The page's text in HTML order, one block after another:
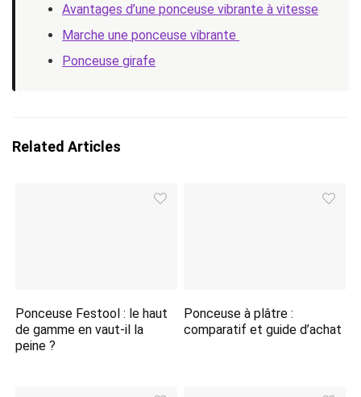
Avantages d’une ponceuse vibrante à vitesse
Marche une ponceuse vibrante
Ponceuse girafe
Related Articles
Ponceuse Festool : le haut
de gamme en vaut-il la
peine ?
Ponceuse à plâtre :
comparatif et guide d’achat